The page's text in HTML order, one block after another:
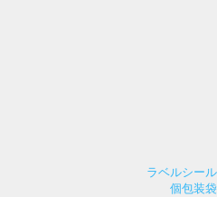
ラベルシール
個包装袋